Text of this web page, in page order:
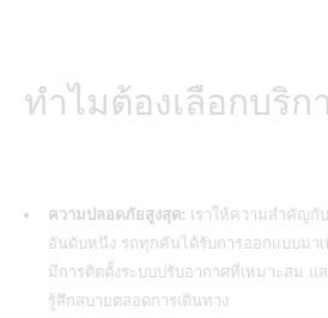
ทำไมต้องเลือกบริก
ความปลอดภัยสูงสุด: เราให้ความสำคัญกั
อันดับหนึ่ง รถทุกคันได้รับการออกแบบมา
มีการติดตั้งระบบปรับอากาศที่เหมาะสม แ
รู้สึกสบายตลอดการเดินทาง